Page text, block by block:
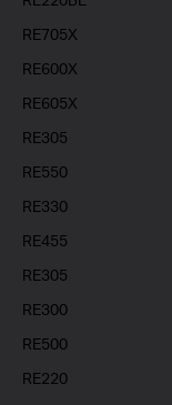
RE705X
RE600X
RE605X
RE305
RE550
RE330
RE455
RE305
RE300
RE500
RE220